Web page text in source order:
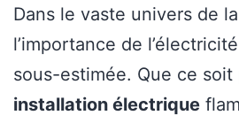
Dans le vaste univers de
l’importance de
sous-estimée. Que ce soit
installation électrique